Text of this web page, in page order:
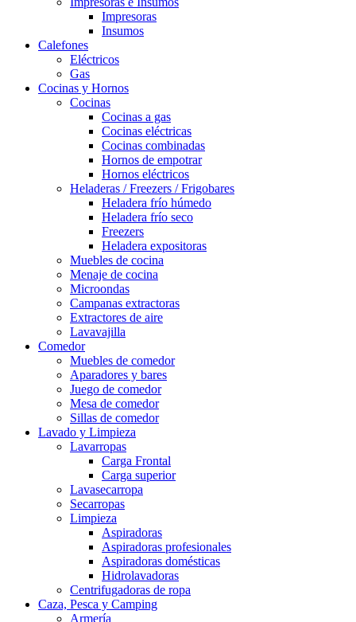
Impresoras
Insumos
Calefones
Eléctricos
Gas
Cocinas y Hornos
Cocinas
Cocinas a gas
Cocinas eléctricas
Cocinas combinadas
Hornos de empotrar
Hornos eléctricos
Heladeras / Freezers / Frigobares
Heladera frío húmedo
Heladera frío seco
Freezers
Heladera expositoras
Muebles de cocina
Menaje de cocina
Microondas
Campanas extractoras
Extractores de aire
Lavavajilla
Comedor
Muebles de comedor
Aparadores y bares
Juego de comedor
Mesa de comedor
Sillas de comedor
Lavado y Limpieza
Lavarropas
Carga Frontal
Carga superior
Lavasecarropa
Secarropas
Limpieza
Aspiradoras
Aspiradoras profesionales
Aspiradoras domésticas
Hidrolavadoras
Centrifugadoras de ropa
Caza, Pesca y Camping
Armería